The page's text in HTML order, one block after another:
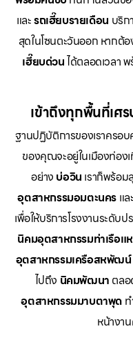
และรถเฮี๊ยบรายเดือน บริก
สุดในโซนตะวันออก หากต้
เฮี๊ยบด่วนได้ตลอดเวลา
เข้าถึงทุกพื้นที่เศ
ฐานปฏิบัติการของเราครอ
ของคุณจะอยู่ในเมืองท่อง
อย่าง บ่อวิน เราก็พร้อ
อุตสาหกรรมอมตะนครและ
เพื่อให้บริการโรงงานระดับ
นิคมอุตสาหกรรมท่าเรือแ
อุตสาหกรรมเครือสหพัฒน์
ไปถึง นิคมพัฒนา ตลอ
อุตสาหกรรมมาบตาพุด
หน้างา